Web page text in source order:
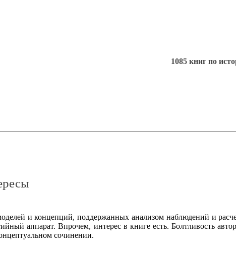
1085 книг по
и концепций, поддержанных анализом наблюдений и
аппарат. Впрочем, интерес в книге есть. Болтливость
сочинении.